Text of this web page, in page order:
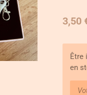
3,50
Être
en